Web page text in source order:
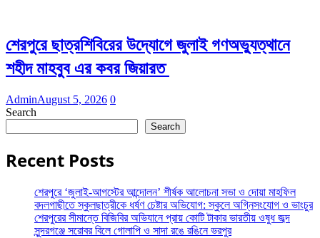
শেরপুরে ছাত্রশিবিরের উদ্যোগে জুলাই গণঅভ্যুত্থানে
শহীদ মাহবুব এর কবর জিয়ারত
AdminAugust 5, 2026 0
Search
Search
Recent Posts
শেরপুরে ‘জুলাই-আগস্টের আন্দোলন’ শীর্ষক আলোচনা সভা ও দোয়া মাহফিল
বদলগাছীতে স্কুলছাত্রীকে ধর্ষণ চেষ্টার অভিযোগ: স্কুলে অগ্নিসংযোগ ও ভাংচুর
শেরপুরের সীমান্তে বিজিবির অভিযানে প্রায় কোটি টাকার ভারতীয় ওষুধ জব্দ
সুন্দরগঞ্জে সরোবর বিলে গোলাপি ও সাদা রঙে রঙিনে ভরপুর